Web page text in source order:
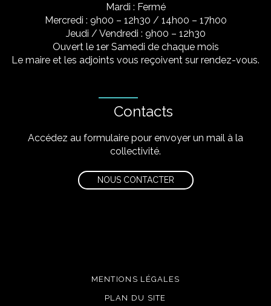
Mardi : Fermé
Mercredi : 9h00 – 12h30 / 14h00 – 17h00
Jeudi / Vendredi : 9h00 – 12h30
Ouvert le 1er Samedi de chaque mois
Le maire et les adjoints vous reçoivent sur rendez-vous.
Contacts
Accédez au formulaire pour envoyer un mail à la
collectivité.
NOUS CONTACTER
MENTIONS LÉGALES
PLAN DU SITE